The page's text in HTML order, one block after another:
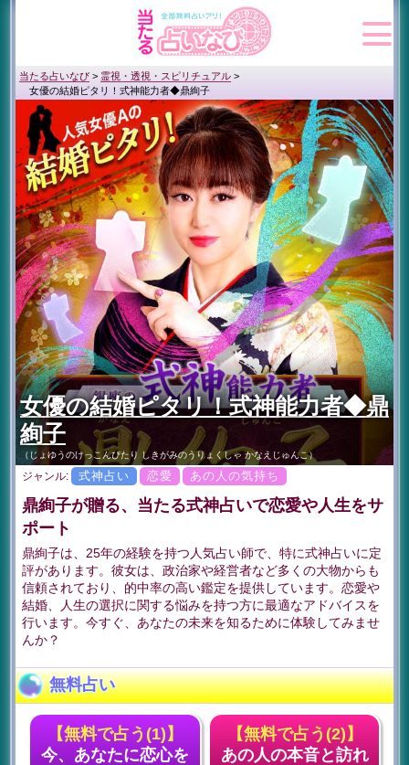
当たる占いなび > 霊視・透視・スピリチュアル >
女優の結婚ピタリ！式神能力者◆鼎絢子
女優の結婚ピタリ！式神能力者◆鼎
絢子
（じょゆうのけっこんぴたり しきがみのうりょくしゃ かなえじゅんこ）
ジャンル: 式神占い 恋愛 あの人の気持ち
鼎絢子が贈る、当たる式神占いで恋愛や人生をサ
ポート
鼎絢子は、25年の経験を持つ人気占い師で、特に式神占いに定
評があります。彼女は、政治家や経営者など多くの大物からも
信頼されており、的中率の高い鑑定を提供しています。恋愛や
結婚、人生の選択に関する悩みを持つ方に最適なアドバイスを
行います。今すぐ、あなたの未来を知るために体験してみませ
んか？
無料占い
【無料で占う(1)】
今、あなたに恋心を
【無料で占う(2)】
あの人の本音と訪れ